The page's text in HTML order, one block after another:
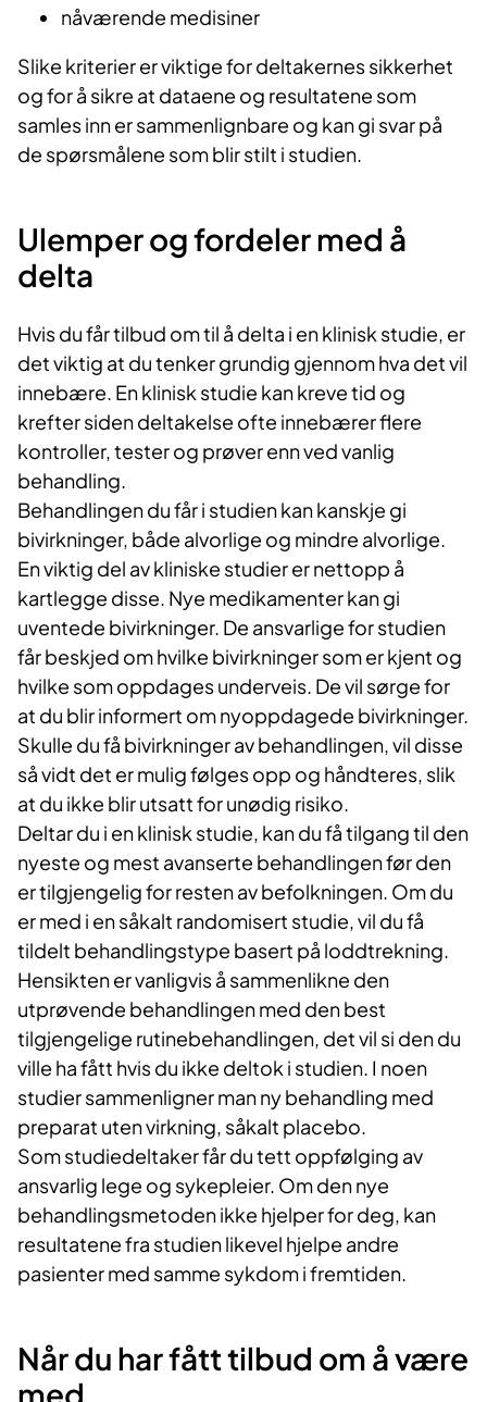
nåværende medisiner
Slike kriterier er viktige for deltakernes sikkerhet
og for å sikre at dataene og resultatene som
samles inn er sammenlignbare og kan gi svar på
de spørsmålene som blir stilt i studien.
Ulemper og fordeler med å
delta
Hvis du får tilbud om til å delta i en klinisk studie, er
det viktig at du tenker grundig gjennom hva det vil
innebære. En klinisk studie kan kreve tid og
krefter siden deltakelse ofte innebærer flere
kontroller, tester og prøver enn ved vanlig
behandling.
Behandlingen du får i studien kan kanskje gi
bivirkninger, både alvorlige og mindre alvorlige.
En viktig del av kliniske studier er nettopp å
kartlegge disse. Nye medikamenter kan gi
uventede bivirkninger. De ansvarlige for studien
får beskjed om hvilke bivirkninger som er kjent og
hvilke som oppdages underveis. De vil sørge for
at du blir informert om nyoppdagede bivirkninger.
Skulle du få bivirkninger av behandlingen, vil disse
så vidt det er mulig følges opp og håndteres, slik
at du ikke blir utsatt for unødig risiko.
Deltar du i en klinisk studie, kan du få tilgang til den
nyeste og mest avanserte behandlingen før den
er tilgjengelig for resten av befolkningen. Om du
er med i en såkalt randomisert studie, vil du få
tildelt behandlingstype basert på loddtrekning.
Hensikten er vanligvis å sammenlikne den
utprøvende behandlingen med den best
tilgjengelige rutinebehandlingen, det vil si den du
ville ha fått hvis du ikke deltok i studien. I noen
studier sammenligner man ny behandling med
preparat uten virkning, såkalt placebo.
Som studiedeltaker får du tett oppfølging av
ansvarlig lege og sykepleier. Om den nye
behandlingsmetoden ikke hjelper for deg, kan
resultatene fra studien likevel hjelpe andre
pasienter med samme sykdom i fremtiden.
Når du har fått tilbud om å være
med